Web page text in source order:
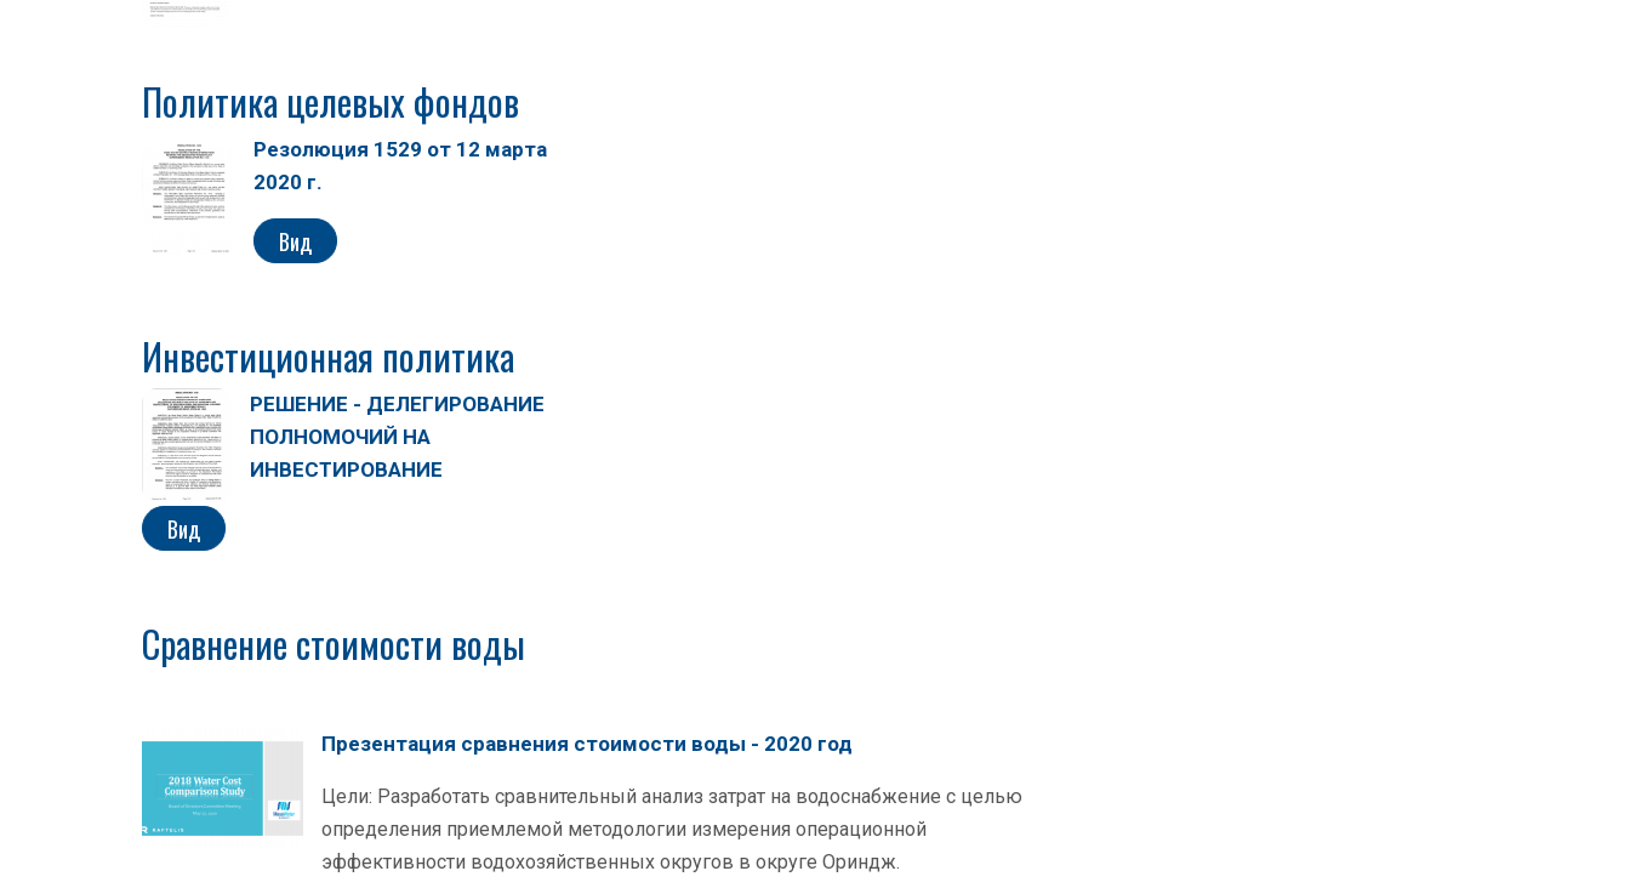
Политика целевых фондов
Резолюция 1529 от 12 марта
2020 г.
Вид
Инвестиционная политика
РЕШЕНИЕ - ДЕЛЕГИРОВАНИЕ
ПОЛНОМОЧИЙ НА
ИНВЕСТИРОВАНИЕ
Вид
Сравнение стоимости воды
Презентация сравнения стоимости воды - 2020 год
Цели: Разработать сравнительный анализ затрат на водоснабжение с целью
определения приемлемой методологии измерения операционной
эффективности водохозяйственных округов в округе Ориндж.